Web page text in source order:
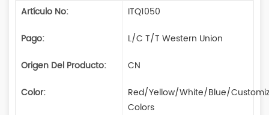
Artículo No:
ITQ1050
Pago:
L/C T/T Western Union
Origen Del Producto:
CN
Color:
Red/Yellow/White/Blue/
Colors